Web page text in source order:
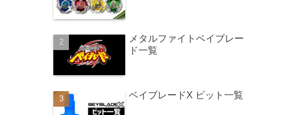
メタルファイトベイブレー
ド一覧
ベイブレードX ビット一覧